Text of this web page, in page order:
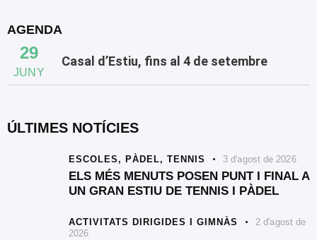
AGENDA
29
JUNY
Casal d’Estiu, fins al 4 de setembre
ÚLTIMES NOTÍCIES
ESCOLES, PÀDEL, TENNIS 3 d'agost de 2026
ELS MÉS MENUTS POSEN PUNT I FINAL A
UN GRAN ESTIU DE TENNIS I PÀDEL
ACTIVITATS DIRIGIDES I GIMNÀS
2 d'agost de
2026